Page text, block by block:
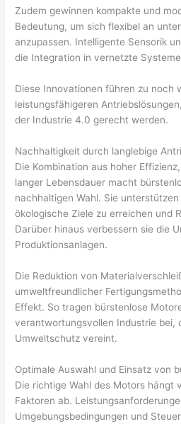
Zudem gewinnen kompakte und
Bedeutung, um sich flexibel an
anzupassen. Intelligente Sensorik
die Integration in vernetzte
Diese Innovationen führen zu noch
leistungsfähigeren
der Industrie 4.0 gerecht werden.
Nachhaltigkeit durch langlebige
Die Kombination aus hoher
langer Lebensdauer macht
nachhaltigen Wahl. Sie
ökologische Ziele zu erreichen und
Darüber hinaus verbessern sie die
Produktionsanlagen.
Die Reduktion von
umweltfreundlicher
Effekt. So tragen bürstenlose
verantwortungsvollen Industrie bei,
Umweltschutz vereint.
Optimale Auswahl und Einsatz von
Die richtige Wahl des Motors hängt
Faktoren ab.
Umgebungsbedingungen und